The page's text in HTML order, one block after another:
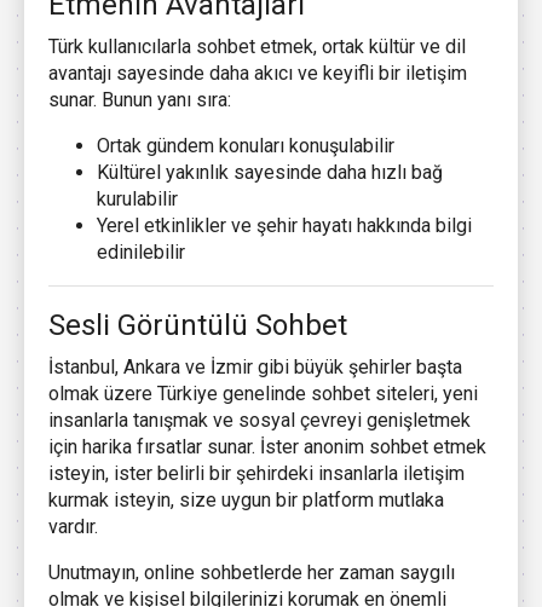
Türk kullanıcılarla sohbet etmek, ortak kültür ve dil
avantajı sayesinde daha akıcı ve keyifli bir iletişim
sunar. Bunun yanı sıra:
Ortak gündem konuları konuşulabilir
Kültürel yakınlık sayesinde daha hızlı bağ
kurulabilir
Yerel etkinlikler ve şehir hayatı hakkında bilgi
edinilebilir
Sesli Görüntülü Sohbet
İstanbul, Ankara ve İzmir gibi büyük şehirler başta
olmak üzere Türkiye genelinde sohbet siteleri, yeni
insanlarla tanışmak ve sosyal çevreyi genişletmek
için harika fırsatlar sunar. İster anonim sohbet etmek
isteyin, ister belirli bir şehirdeki insanlarla iletişim
kurmak isteyin, size uygun bir platform mutlaka
vardır.
Unutmayın, online sohbetlerde her zaman saygılı
olmak ve kişisel bilgilerinizi korumak en önemli